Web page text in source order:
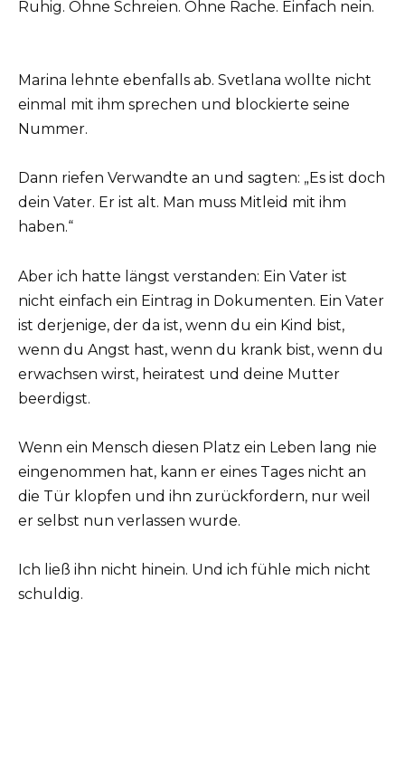
Ruhig. Ohne Schreien. Ohne Rache. Einfach nein.
Marina lehnte ebenfalls ab. Svetlana wollte nicht
einmal mit ihm sprechen und blockierte seine
Nummer.
Dann riefen Verwandte an und sagten: „Es ist doch
dein Vater. Er ist alt. Man muss Mitleid mit ihm
haben.“
Aber ich hatte längst verstanden: Ein Vater ist
nicht einfach ein Eintrag in Dokumenten. Ein Vater
ist derjenige, der da ist, wenn du ein Kind bist,
wenn du Angst hast, wenn du krank bist, wenn du
erwachsen wirst, heiratest und deine Mutter
beerdigst.
Wenn ein Mensch diesen Platz ein Leben lang nie
eingenommen hat, kann er eines Tages nicht an
die Tür klopfen und ihn zurückfordern, nur weil
er selbst nun verlassen wurde.
Ich ließ ihn nicht hinein. Und ich fühle mich nicht
schuldig.